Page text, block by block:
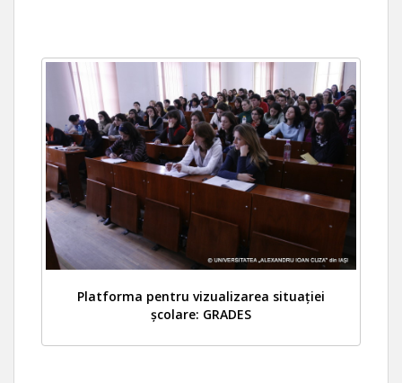
Platforma pentru vizualizarea situației
școlare: GRADES